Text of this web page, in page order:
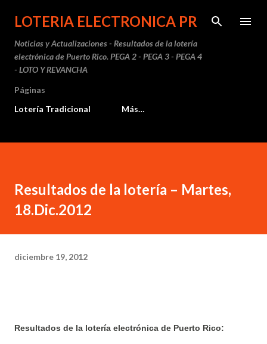
Ir al contenido principal
LOTERIA ELECTRONICA PR
Noticias y Actualizaciones - Resultados de la lotería
electrónica de Puerto Rico. PEGA 2 - PEGA 3 - PEGA 4
- LOTO Y REVANCHA
Páginas
Lotería Tradicional
Más…
Resultados de la lotería – Martes,
18.Dic.2012
diciembre 19, 2012
Resultados de la lotería electrónica de Puerto Rico: